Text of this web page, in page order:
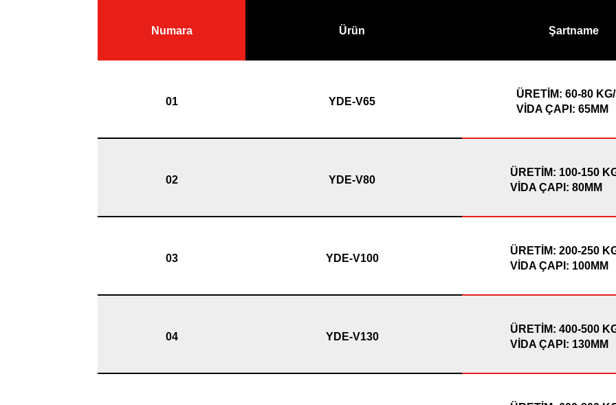
Numara Ürün Şartname
YDE-V65
ÜRETİM: 60-80
VİDA ÇAPI: 65MM
YDE-V80
ÜRETİM: 100-150
VİDA ÇAPI: 80MM
YDE-V100
ÜRETİM: 200-250
VİDA ÇAPI: 100MM
YDE-V130
ÜRETİM: 400-500
VİDA ÇAPI: 130MM